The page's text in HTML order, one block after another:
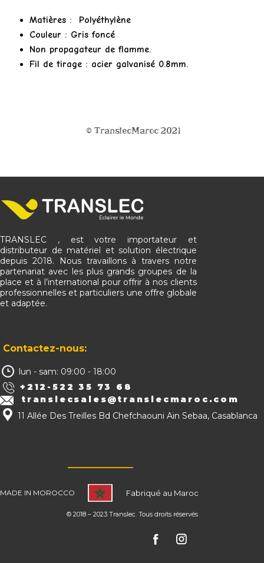
Matières : Polyéthylène
Couleur : Gris foncé
Non propagateur de flamme.
Fil de tirage : acier galvanisé 0.8mm.
© TranslecMaroc 2021
Contactez-nous:
lun - sam: 09:00 - 18:00
+212-522 35 73 68
translecsales@translecmaroc.com
11 Allée Des Treilles Bd Chefchaouni Ain Sebaa, Casablanca
TRANSLEC , est votre importateur et
distributeur de matériel et solution électrique
depuis 2018. Nous travaillons à travers notre
partenariat avec les plus grands groupes de la
place et à l’international pour offrir à nos clients
professionnelles et particuliers une offre globale
et adaptée.
Fabriqué au Maroc
MADE IN MOROC​​CO
© 2018 – 2023 Translec. Tous droits réservés